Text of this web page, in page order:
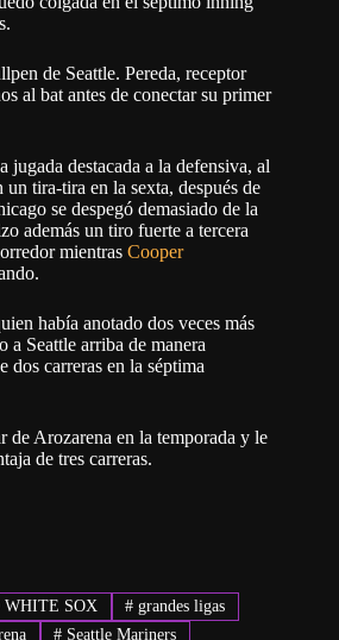
de Seattle. Pereda, receptor
al bat antes de conectar su primer
jugada destacada a la defensiva, al
un tira-tira en la sexta, después de
se despegó demasiado de la
además un tiro fuerte a tercera
mientras Cooper
había anotado dos veces más
a Seattle arriba de manera
carreras en la séptima
de Arozarena en la temporada y le
de tres carreras.
SOX # grandes ligas
# Seattle Mariners